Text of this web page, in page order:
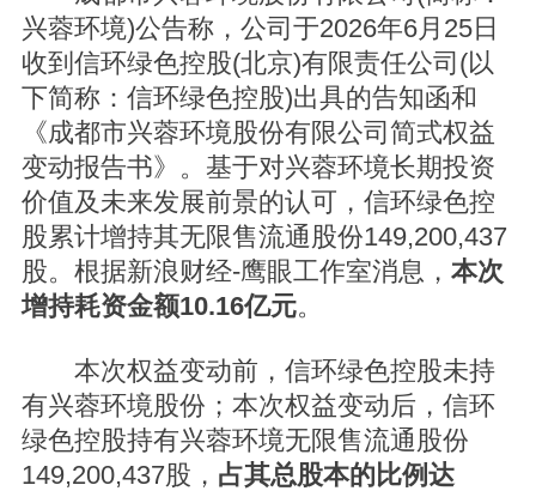
兴蓉环境)公告称，公司于2026年6月25日
收到信环绿色控股(北京)有限责任公司(以
下简称：信环绿色控股)出具的告知函和
《成都市兴蓉环境股份有限公司简式权益
变动报告书》。基于对兴蓉环境长期投资
价值及未来发展前景的认可，信环绿色控
股累计增持其无限售流通股份149,200,437
股。根据新浪财经-鹰眼工作室消息， 本次
增持耗资金额10.16亿元。
本次权益变动前，信环绿色控股未持
有兴蓉环境股份；本次权益变动后，信环
绿色控股持有兴蓉环境无限售流通股份
149,200,437股， 占其总股本的比例达